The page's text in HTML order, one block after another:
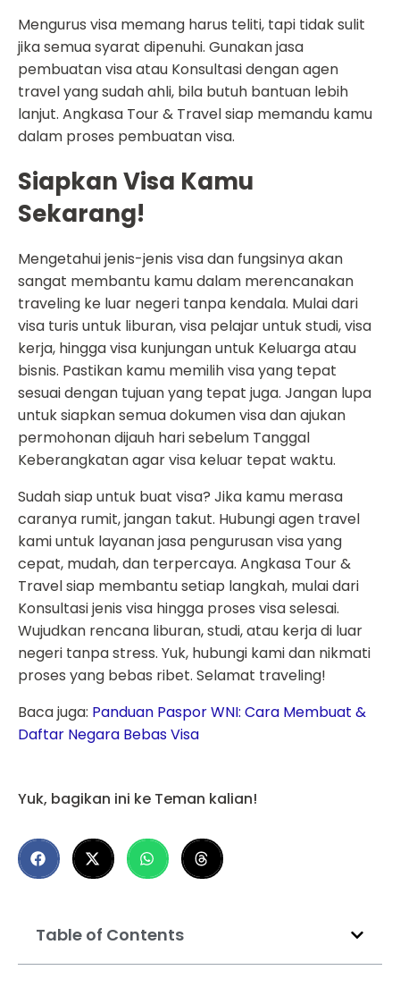
Mengurus visa memang harus teliti, tapi tidak sulit
jika semua syarat dipenuhi. Gunakan jasa
pembuatan visa atau Konsultasi dengan agen
travel yang sudah ahli, bila butuh bantuan lebih
lanjut. Angkasa Tour & Travel siap memandu kamu
dalam proses pembuatan visa.
Siapkan Visa Kamu
Sekarang!
Mengetahui jenis-jenis visa dan fungsinya akan
sangat membantu kamu dalam merencanakan
traveling ke luar negeri tanpa kendala. Mulai dari
visa turis untuk liburan, visa pelajar untuk studi, visa
kerja, hingga visa kunjungan untuk Keluarga atau
bisnis. Pastikan kamu memilih visa yang tepat
sesuai dengan tujuan yang tepat juga. Jangan lupa
untuk siapkan semua dokumen visa dan ajukan
permohonan dijauh hari sebelum Tanggal
Keberangkatan agar visa keluar tepat waktu.
Sudah siap untuk buat visa? Jika kamu merasa
caranya rumit, jangan takut. Hubungi agen travel
kami untuk layanan jasa pengurusan visa yang
cepat, mudah, dan terpercaya. Angkasa Tour &
Travel siap membantu setiap langkah, mulai dari
Konsultasi jenis visa hingga proses visa selesai.
Wujudkan rencana liburan, studi, atau kerja di luar
negeri tanpa stress. Yuk, hubungi kami dan nikmati
proses yang bebas ribet. Selamat traveling!
Baca juga: Panduan Paspor WNI: Cara Membuat &
Daftar Negara Bebas Visa
Yuk, bagikan ini ke Teman kalian!
Table of Contents